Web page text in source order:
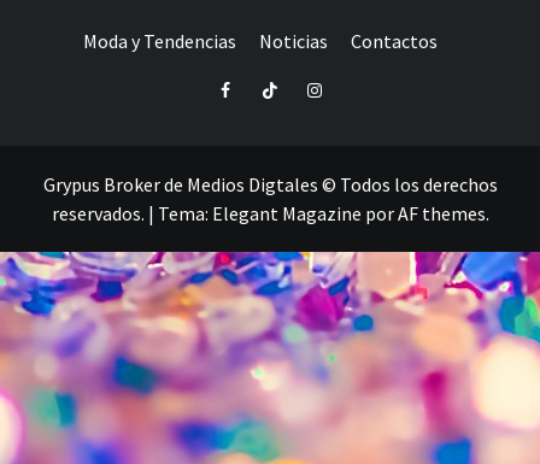
Moda y Tendencias Noticias Contactos
FacebookTikTok Instagram
Grypus Broker de Medios Digtales © Todos los derechos
reservados. | Tema: Elegant Magazine porAF themes.